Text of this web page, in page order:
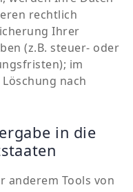
rechtlich
Ihrer
(z.B. steuer- oder
im
nach
in die
anderem Tools von